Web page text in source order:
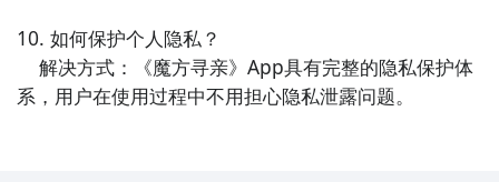
10. 如何保护个人隐私？
系，用户在使用过程中不用担心隐私泄露问题。